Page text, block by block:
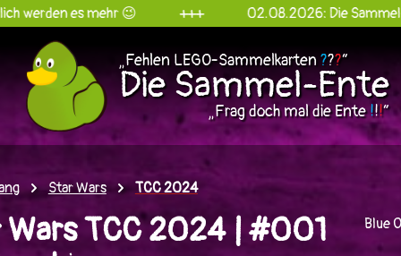
mehr 😉 +++ 02.08.2026: Die Sammel-Ente goes
„Fehlen LEGO-Sammelkarten ???“
Die Sammel-Ente
„Frag doch mal die Ente!!!“
Star Wars TCC 2024
Wars TCC 2024 | #001
Blue